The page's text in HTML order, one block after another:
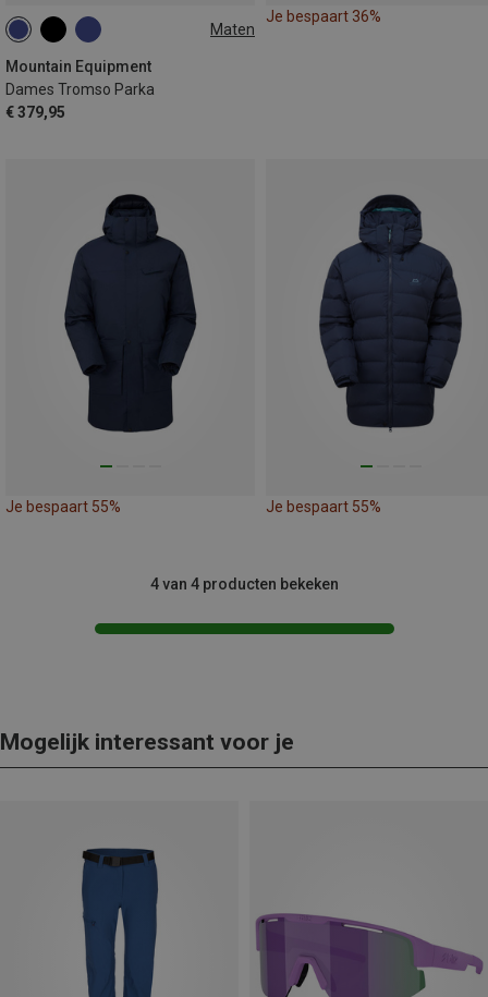
Maten
Mountain Equipment
Dames Tromso Parka
€ 379,95
XS S M
Je bespaart 36%
Je bespaart 55% Je bespaart 55%
4 van 4 producten bekeken
Mogelijk interessant voor je